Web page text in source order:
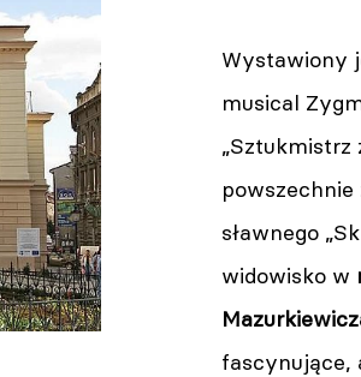
Wystawiony
musical
„Sztukmistrz
sławnego
widowisko w
fascynujące,